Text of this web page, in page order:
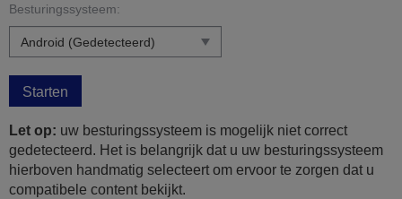
Besturingssysteem:
Starten
Let op: uw besturingssysteem is mogelijk niet correct
gedetecteerd. Het is belangrijk dat u uw besturingssysteem
hierboven handmatig selecteert om ervoor te zorgen dat u
compatibele content bekijkt.